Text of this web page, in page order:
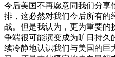
今后美国不再愿意同我们分享
排，这必然对我们今后所有的
战。但是我认为，更为重要的
争端很可能演变成为旷日持久
续冷静地认识我们与美国的巨